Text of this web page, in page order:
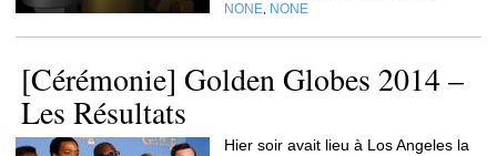
NONE NONE
[Cérémonie] Golden Globes 2014 –
Les Résultats
Hier soir avait lieu à Los Angeles la